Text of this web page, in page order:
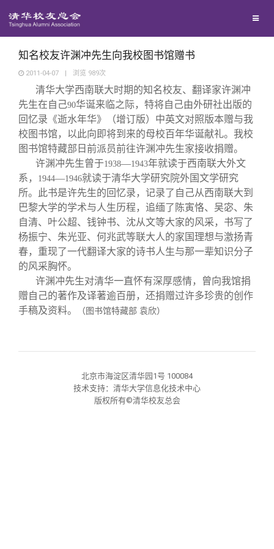
西南联大校友会
义工计划
媒体平台
《清华校友通讯》
《水木清华》
我要订阅
新媒体平台
百年清华
清华人物
清华故事
青春风采
校友文苑
校友讲坛
校友视界
校友服务
终身学习
信息化服务
三创大赛
实用信息
校友总会
总会简介
会长致辞
总会章程
理事会名单
制度法规
关闭
知名校友许渊冲先生向我校图书馆赠书
2011-04-07 | 浏览 989次
清华大学西南联大时期的知名校友、翻译家许渊冲
先生在自己90华诞来临之际，特将自己由外研社出版的
回忆录《逝水年华》（增订版）中英文对照版本赠与我
校图书馆，以此向即将到来的母校百年华诞献礼。我校
图书馆特藏部日前派员前往许渊冲先生家接收捐赠。
许渊冲先生曾于1938—1943年就读于西南联大外文
系，
1944—1946就读于清华大学研究院外国文学研究
所。此书是许先生的回忆录，记录了自己从西南联大到
巴黎大学的学术与人生历程，追缅了陈寅恪、吴宓、朱
自清、叶公超、钱钟书、沈从文等大家的风采，书写了
杨振宁、朱光亚、何兆武等联大人的家国理想与激扬青
春，重现了一代翻译大家的诗书人生与那一辈知识分子
的风采胸怀。
许渊冲先生对清华一直怀有深厚感情，曾向我馆捐
赠自己的著作及译著逾百册，还捐赠过许多珍贵的创作
手稿及资料。
（图书馆特藏部 袁欣）
北京市海淀区清华园1号 100084
技术支持：清华大学信息化技术中心
版权所有©清华校友总会